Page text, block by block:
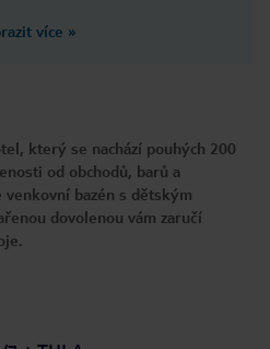
více »
který se nachází pouhých 200
od obchodů, barů a
bazén s dětským
dovolenou vám zaručí